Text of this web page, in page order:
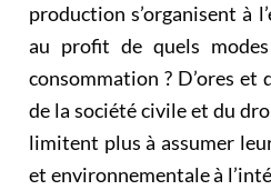
production s’organisent à
au profit de quels
consommation ? D’ores et
de la société civile et du
limitent plus à assumer
et environnementale à